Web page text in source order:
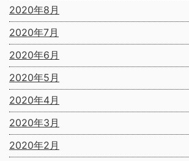
2020年8月
2020年7月
2020年6月
2020年5月
2020年4月
2020年3月
2020年2月